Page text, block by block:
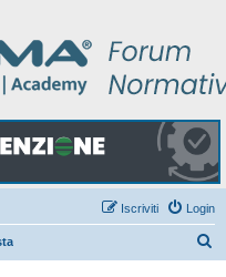
Login
Iscriviti